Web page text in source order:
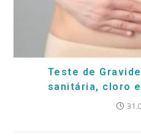
Teste de
sanitária, cloro